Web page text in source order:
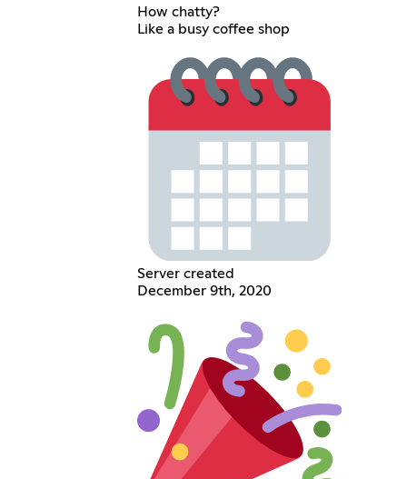
How chatty?
Like a busy coffee shop
Server created
December 9th, 2020